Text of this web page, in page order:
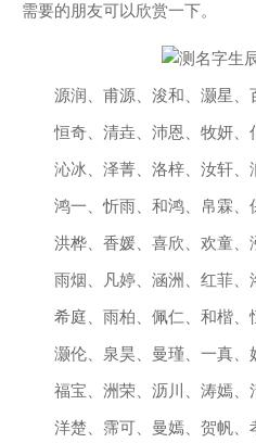
需要的朋友可以欣赏一下。
源润、甫源、浚和、灏星、
恒奇、清垚、沛恩、牧妍、
沁冰、泽菁、洛梓、汝轩、
鸿一、忻雨、和鸿、帛霖、
洪桦、香媛、喜欣、欢童、
雨烟、凡婷、涵洲、红菲、
希庭、雨柏、佩仁、和楷、
灏伦、泉昊、曼瑾、一真、
福宝、洲荣、沥川、涛嫣、
洋楚、霈可、曼嫣、贺帆、